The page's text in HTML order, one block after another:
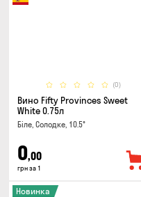
(0)
Вино Fifty Provinces Sweet
White 0.75л
Біле, Солодке, 10.5°
0,00
грн за 1
Новинка